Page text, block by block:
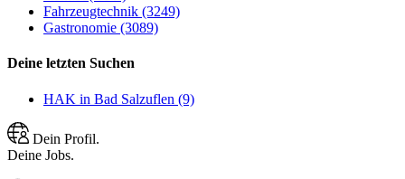
Fahrzeugtechnik (3249)
Gastronomie (3089)
Deine letzten Suchen
HAK in Bad Salzuflen (9)
Dein Profil.
Deine Jobs.